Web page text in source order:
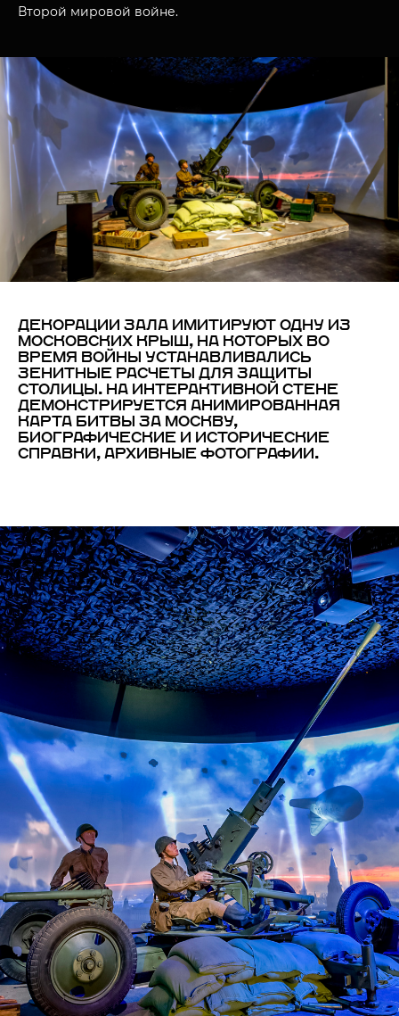
Второй мировой войне.
ДЕКОРАЦИИ ЗАЛА ИМИТИРУЮТ ОДНУ ИЗ
МОСКОВСКИХ КРЫШ, НА КОТОРЫХ ВО
ВРЕМЯ ВОЙНЫ УСТАНАВЛИВАЛИСЬ
ЗЕНИТНЫЕ РАСЧЕТЫ ДЛЯ ЗАЩИТЫ
СТОЛИЦЫ. НА ИНТЕРАКТИВНОЙ СТЕНЕ
ДЕМОНСТРИРУЕТСЯ АНИМИРОВАННАЯ
КАРТА БИТВЫ ЗА МОСКВУ,
БИОГРАФИЧЕСКИЕ И ИСТОРИЧЕСКИЕ
СПРАВКИ, АРХИВНЫЕ ФОТОГРАФИИ.